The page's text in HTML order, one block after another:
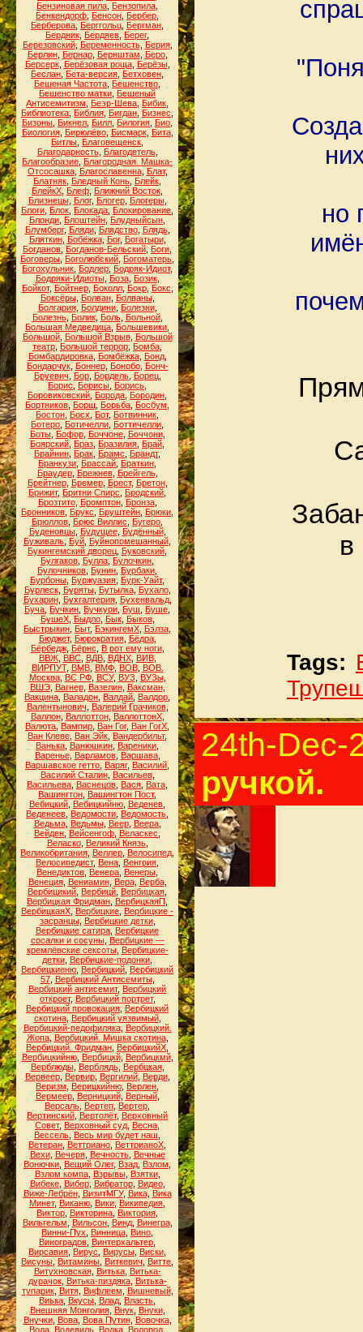
Бензиновая пила Бензопила
Бенкендорф Бенсон Бербер
Берберова Берггольц Бергман
Бердник Бердяев Берег,
Березовский, Беременность, Берия,
Берлин, Бернар, Бернштам Беро,
Берсерк, Берёзовая роща, Берёзы,
Беслан Бета-версия Бетховен
Бешеная Частота Бешенство
Бешенство матки Бешеный
Антисемитизм
Беэр-Шева Бибик
Библиотека Библия Бигдан Бизнес
Бизоны Бикнел Билл Билогия Био
Биология, Бирюлёво, Бисмарк, Бита,
Битлы Благовещенск
Благодарность, Благодетель,
Благообразие Благородная. Машка-
Отсосашка, Благославенна, Блат,
Блатняк Бледный Конь Блейк
БлейкХ Блеф Ближний Восток
Близнецы, Блог, Блогер, Блогеры,
Блоги Блок Блокада Блокирование
Блонди Блоштейн Блудныйсын
Блумберг, Бляди, Блядство, Блядь,
Бляткин, Бобёжка, Бог, Богатыри,
Богданов Богданов-Бельский Боги
Боговеры Боголюбский Богоматерь
Богохульник Бодлер Бодряк-Идиот,
Бодряки-Идиоты, Боза, Бозик,
Бойкот, Бойтнер, Боколл, Бокр, Бокс
Боксёры, Болван, Болваны,
Болгария, Болдини, Болезни,
Болезнь, Болик, Боль, Больной,
Большая Медведица Большевики
Большой, Большой Взрыв, Большой
театр Большой террор Бомба
Бомбардировка, Бомбёжка, Бонд,
Бондарчук, Боннер, Бонобо, Бонч-
Бруевич
Бор, Бордель, Борец,
Борис
Борисы Борись
Боровиковский Борода Бородин
Бортников Борщ Борьба Босбум
Бостон Босх Бот, Ботвинник
Ботеро Ботичелли Боттичелли
Боты, Бофор, Боччоне, Боччони,
Боярский Браз Бразилия Брай
Брайнин Брак Брамс Брандт,
Бранкузи Брассай Браткин
Браудер, Брежнев, Брейгель,
Брейтнер, Бремер, Брест, Бретон,
Брижит, Бритни Спирс Бродский
Брозтито, Бромптон, Бронза,
Бронников Брукс Бруштейн Брюки
Брюллов Брюс Виллис Бугеро
Буденовцы, Будущее, Будённый,
Буживаль Буй Буйнопомешанный
Букингемский дворец Буковский
Булгаков Булла Булочкин
Булочников Бунин Бурбаки
Бурбоны Буржуазия Бурк-Уайт,
Бурлеск, Буряты, Бутылка, Бухало,
Бухарин, Бухгалтерия, Бухенвальд,
Буча Бучкин Бучкури Буш Буше
БушеХ, Быдло, Бык, Быков,
Быстрыкин Быт, БэкингемХ Бэлза
Бюджет, Бюрократия, Бёдра,
Бёрбедж, Бёрнс В рот ему ноги,
ВВЖ, ВВС, ВДВ, ВДНХ, ВИВ,
ВИРПУТ, ВМВ, ВМФ, ВОВ, ВОВ.
Москва, ВС РФ, ВСУ, ВУЗ ВУЗы,
ВШЭ, Вагнер, Вазелин, Ваксман,
Вакцина Валадон Валдай Валдор
Валентынович
Валерий Грачиков,
Валлон, Валлоттон, ВаллоттонХ,
Валюта Вампир Ван Гог, Ван ГогХ
Ван Клеве Ван Эйк Вандербильт,
Ванька Ванюшкин Вареники
Варенье, Варламов, Варшава,
Варшавское гетто Варяг, Василий
Василий Сталин, Васильев,
Васильева Васнецов Вася Вата
Вашингтон Вашингтон Пост,
Вебицкий Вебицкийню Веденев
Веденеев Ведомости Ведомость
Ведьма, Ведьмы, Веер, Веера,
Вейден Вейсенгоф Веласкес
Веласко, Великий Князь,
Великобритания Веллер Велосипед
Велосипедист, Вена Венгрия
Венедиктов Венера Венеры
Венеция, Вениамин, Вера, Верба,
Вербицикий Вербицй Вербицкая
Вербицкая Фридман ВербицкаяП
ВербицкаяХ Вербицкие Вербицкие -
засранцы, Вербицкие детки,
Вербицкие сатира Вербицкие
сосалки и сосуны, Вербицкие —
кремлёвские сексоты, Вербицкие-
детки Вербицкие-подонки
Вербицкиеню Вербицкий Вербицкий
57, Вербицкий Антисемиты,
Вербицкий антисемит, Вербицкий
откроет, Вербицкий портрет,
Вербицкий провокация Вербицкий
скотина, Вербицкий уязвимый,
Вербицкий-педофиляка, Вербицкий.
Жопа, Вербицкий. Мишка скотина,
Вербицкий. Фридман ВербицкийХ
Вербицкийню, Вербицкй, Вербицкмй,
Верблюды, Верблядь, Вербцкая,
Вервеер, Вервир, Вергилий, Верди,
Веризм
Верицкийню Верлен
Вермеер, Верницкий, Верный,
Версаль Вертеп Вертер
Вертинский Вертолёт, Верховный
Совет, Верховный суд Весна
Вессель Весь мир будет наш
Ветеран Веттриано ВеттрианоХ
Вехи, Вечеря, Вечность, Вечные
Вонючки Вещий Олег, Взад Взлом
Взлом компа, Взрывы, Взятки,
Вибеке, Вибер, Вибратор, Видео,
Виже-Лебрён, ВизитМГУ, Вика, Вика
Минет, Виканю Вики Википедия
Виктор Викторина Виктория
Вильгельм
Вильсон, Винд, Винегра,
Винни-Пух
Винница Вино
Виноградов Винтерхальтер
Вирсавия Вирус Вирусы Виски
Висуны Витамины Виткевич Витте
Витухновская, Витька, Витька-
дурачок, Витька-пиздяка, Витька-
тупарик, Витя, Вифлеем Вишневый,
Виька Вкусы Влад Власть
Внешняя Монголия, Внук, Внуки,
Внучки, Вова, Вова Путин, Вовочка,
Вода Водевиль Водка Водород
но
в
Tags:
24th-Dec-
ручкой.